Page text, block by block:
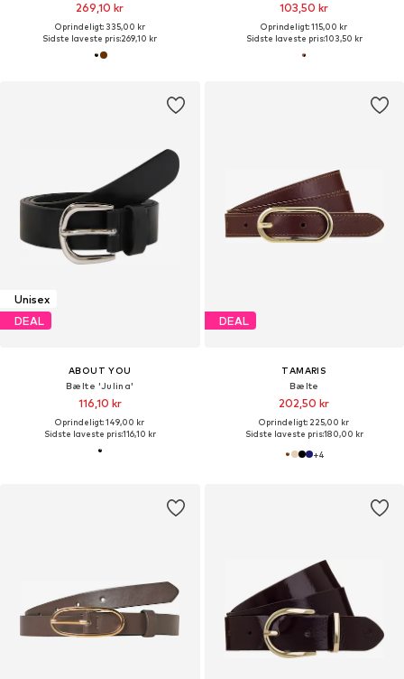
269,10 kr
Oprindeligt: 335,00 kr
Sidste laveste pris:269,10 kr
103,50 kr
Oprindeligt: 115,00 kr
Sidste laveste pris:103,50 kr
Unisex
DEAL
ABOUT YOU
Bælte 'Julina'
116,10 kr
Oprindeligt: 149,00 kr
Sidste laveste pris:116,10 kr
DEAL
TAMARIS
Bælte
202,50 kr
Oprindeligt: 225,00 kr
Sidste laveste pris:180,00 kr
+4